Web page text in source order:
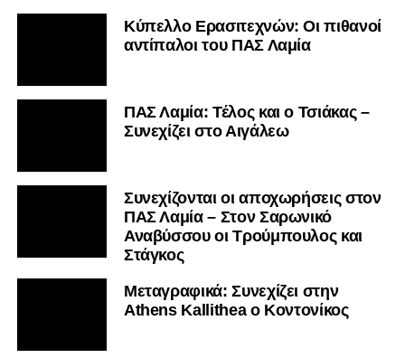
Κύπελλο Ερασιτεχνών: Οι πιθανοί
αντίπαλοι του ΠΑΣ Λαμία
ΠΑΣ Λαμία: Τέλος και ο Τσιάκας –
Συνεχίζει στο Αιγάλεω
Συνεχίζονται οι αποχωρήσεις στον
ΠΑΣ Λαμία – Στον Σαρωνικό
Αναβύσσου οι Τρούμπουλος και
Στάγκος
Mεταγραφικά: Συνεχίζει στην
Athens Kallithea ο Κοντονίκος